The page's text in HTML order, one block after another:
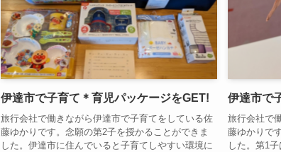
伊達市で子育て＊育児パッケージをGET!
旅行会社で働きながら伊達市で子育てをしている佐
藤ゆかりです。念願の第2子を授かることができま
した。伊達市に住んでいると子育てしやすい環境に
伊達市で
旅行会社で
藤ゆかりで
した。第1